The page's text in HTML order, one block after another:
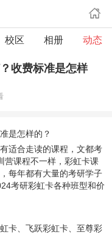
校区 相册 动态
收费标准是怎样
是怎样的？
适合走读的课程，文都考
营课程不一样，彩虹卡课
每年都有大量的考研学子
考研彩虹卡各种班型和价
卡、飞跃彩虹卡、至尊彩